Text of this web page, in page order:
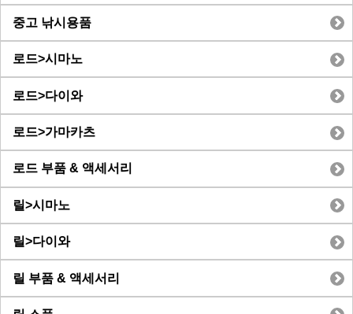
중고 낚시용품
로드>시마노
로드>다이와
로드>가마카츠
로드 부품 & 액세서리
릴>시마노
릴>다이와
릴 부품 & 액세서리